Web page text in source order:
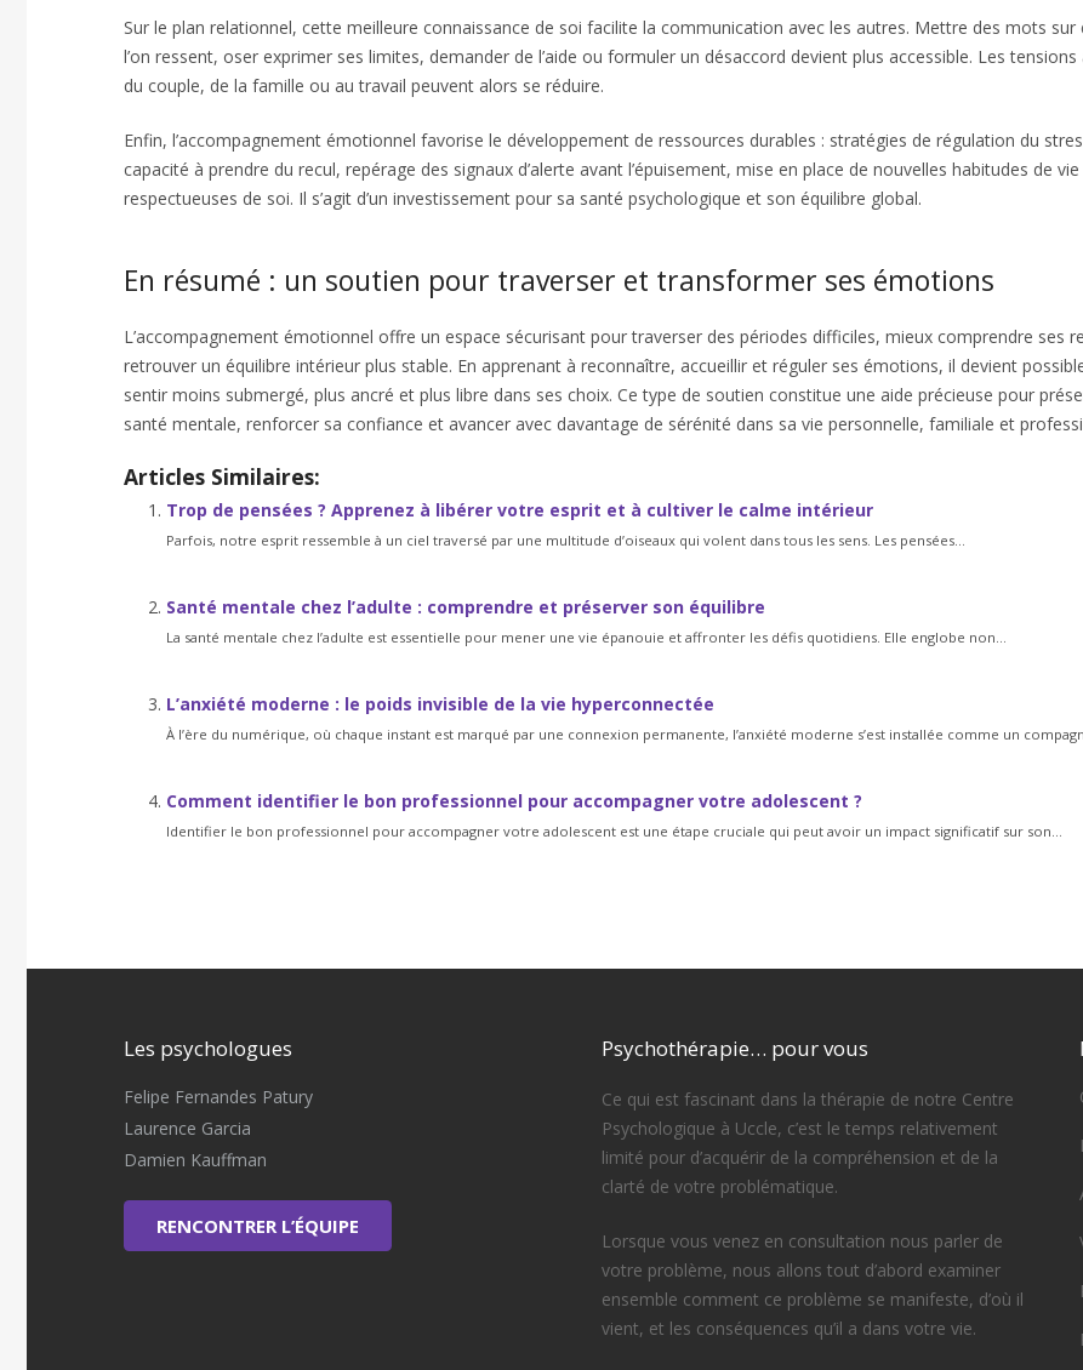
Sur le plan relationnel, cette meilleure connaissance de soi facilite la communication avec les autres. Mettre des mots sur
l’on ressent, oser exprimer ses limites, demander de l’aide ou formuler un désaccord devient plus accessible. Les tensions
du couple, de la famille ou au travail peuvent alors se réduire.
Enfin, l’accompagnement émotionnel favorise le développement de ressources durables : stratégies de régulation du
capacité à prendre du recul, repérage des signaux d’alerte avant l’épuisement, mise en place de nouvelles habitudes de vie
respectueuses de soi. Il s’agit d’un investissement pour sa santé psychologique et son équilibre global.
En résumé : un soutien pour traverser et transformer ses émotions
L’accompagnement émotionnel offre un espace sécurisant pour traverser des périodes difficiles, mieux comprendre ses
retrouver un équilibre intérieur plus stable. En apprenant à reconnaître, accueillir et réguler ses émotions, il devient
sentir moins submergé, plus ancré et plus libre dans ses choix. Ce type de soutien constitue une aide précieuse pour
santé mentale, renforcer sa confiance et avancer avec davantage de sérénité dans sa vie personnelle, familiale et
Articles Similaires:
Trop de pensées ? Apprenez à libérer votre esprit et à cultiver le calme intérieur
Parfois, notre esprit ressemble à un ciel traversé par une multitude d’oiseaux qui volent dans tous les sens. Les pensées...
Santé mentale chez l’adulte : comprendre et préserver son équilibre
La santé mentale chez l’adulte est essentielle pour mener une vie épanouie et affronter les défis quotidiens. Elle englobe non...
L’anxiété moderne : le poids invisible de la vie hyperconnectée
À l’ère du numérique, où chaque instant est marqué par une connexion permanente, l’anxiété moderne s’est installée comme un
Comment identifier le bon professionnel pour accompagner votre adolescent ?
Identifier le bon professionnel pour accompagner votre adolescent est une étape cruciale qui peut avoir un impact significatif sur son...
Les psychologues
Felipe Fernandes Patury
Laurence Garcia
Damien Kauffman
RENCONTRER L’ÉQUIPE
Psychothérapie… pour vous
Ce qui est fascinant dans la thérapie de notre Centre
Psychologique à Uccle, c’est le temps relativement
limité pour d’acquérir de la compréhension et de la
clarté de votre problématique.
Lorsque vous venez en consultation nous parler de
votre problème, nous allons tout d’abord examiner
ensemble comment ce problème se manifeste, d’où il
vient, et les conséquences qu’il a dans votre vie.